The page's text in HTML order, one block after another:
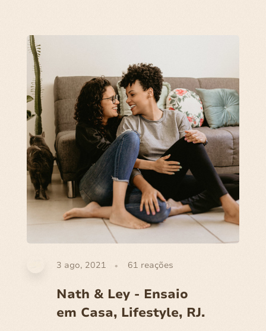
3 ago, 2021 61 reações
Nath & Ley - Ensaio
em Casa, Lifestyle, RJ.